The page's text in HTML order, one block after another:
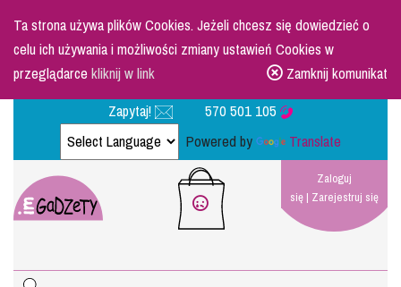
Ta strona używa plików Cookies. Jeżeli chcesz się dowiedzieć o
celu ich używania i możliwości zmiany ustawień Cookies w
przeglądarcekliknij w link
Zamknij komunikat
Zapytaj!
570 501 105
Powered by
Translate
Zaloguj
się| Zarejestruj się